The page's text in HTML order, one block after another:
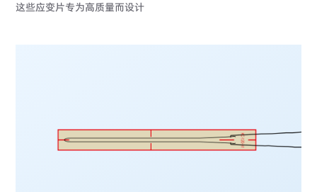
这些应变片专为高质量而设计